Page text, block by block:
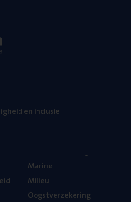
en inclusie
Mari­ne
Mili­eu
Oogst­ver­ze­ke­ring